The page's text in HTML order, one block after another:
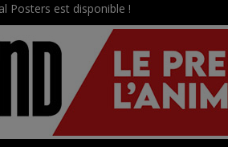
Posters est disponible !